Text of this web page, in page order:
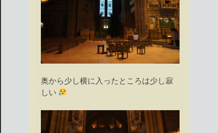
奥から少し横に入ったところは少し寂
しい